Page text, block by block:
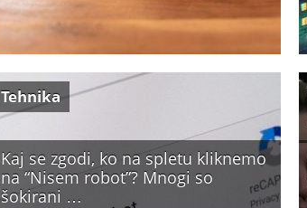
Kaj se zgodi, ko na spletu kliknemo
na “Nisem robot”? Mnogi so
šokirani …
Tehnika